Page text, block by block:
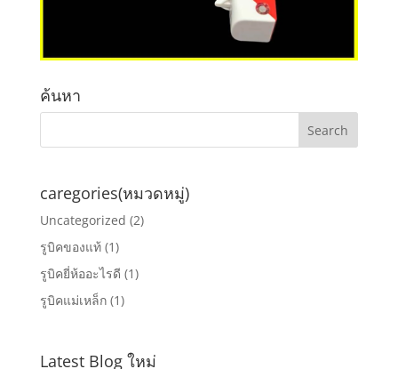
ค้นหา
caregories(หมวดหมู่)
Uncategorized (2)
รูบิคของแท้(1)
รูบิคยี่ห้ออะไรดี (1)
รูบิคแม่เหล็ก(1)
Latest Blog ใหม่